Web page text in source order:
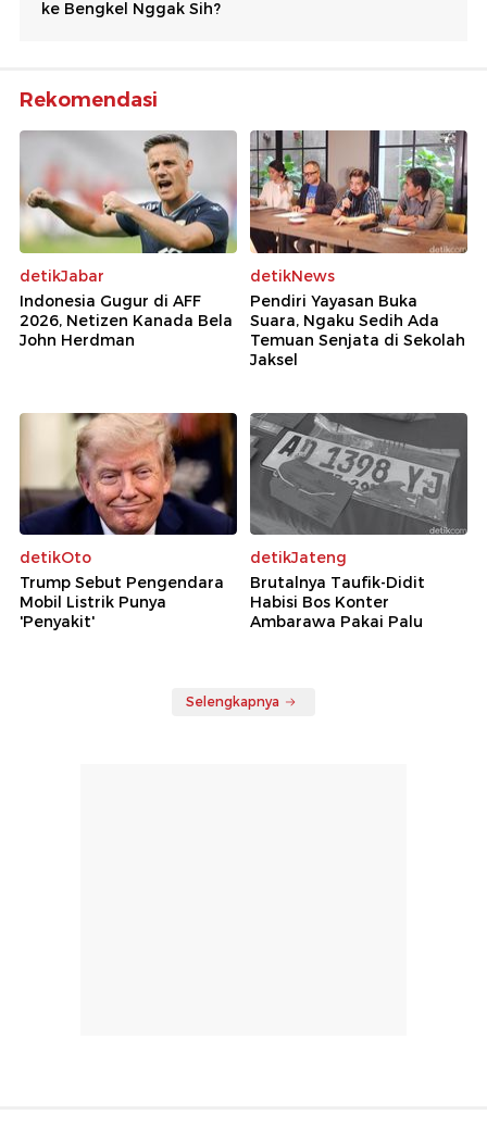
Rekomendasi
detikJabar
Indonesia Gugur di AFF
2026, Netizen Kanada Bela
John Herdman
detikNews
Pendiri Yayasan Buka
Suara, Ngaku Sedih Ada
Temuan Senjata di Sekolah
Jaksel
detikOto
Trump Sebut Pengendara
Mobil Listrik Punya
'Penyakit'
detikJateng
Brutalnya Taufik-Didit
Habisi Bos Konter
Ambarawa Pakai Palu
Selengkapnya